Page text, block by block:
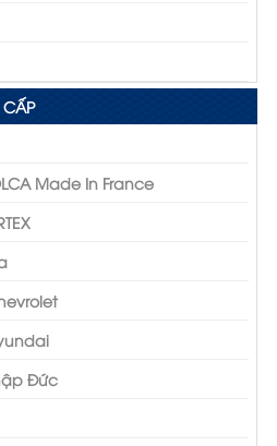
Made In France
Đức